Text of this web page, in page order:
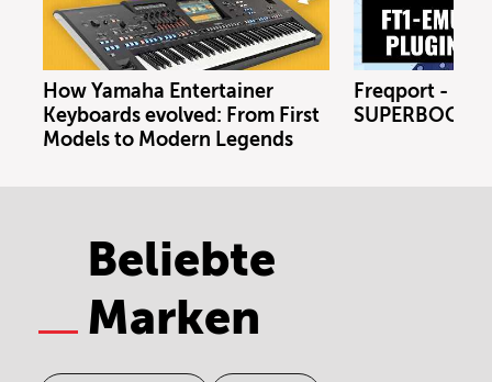
How Yamaha Entertainer
Keyboards evolved: From First
Models to Modern Legends
Freqport -
Beliebte
Marken